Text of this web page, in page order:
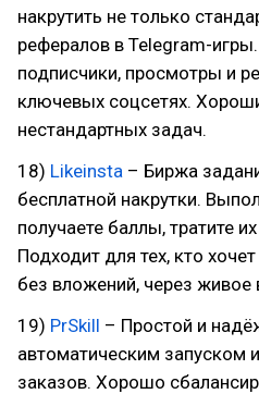
накрутить не только
рефералов в Telegram-
подписчики, просмотры и
ключевых соцсетях.
нестандартных задач.
18) Likeinsta – Биржа
бесплатной накрутки.
получаете баллы, тратите
Подходит для тех, кто
без вложений, через живое
19) PrSkill – Простой и
автоматическим запуском
заказов. Хорошо